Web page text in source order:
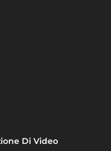
Di Video